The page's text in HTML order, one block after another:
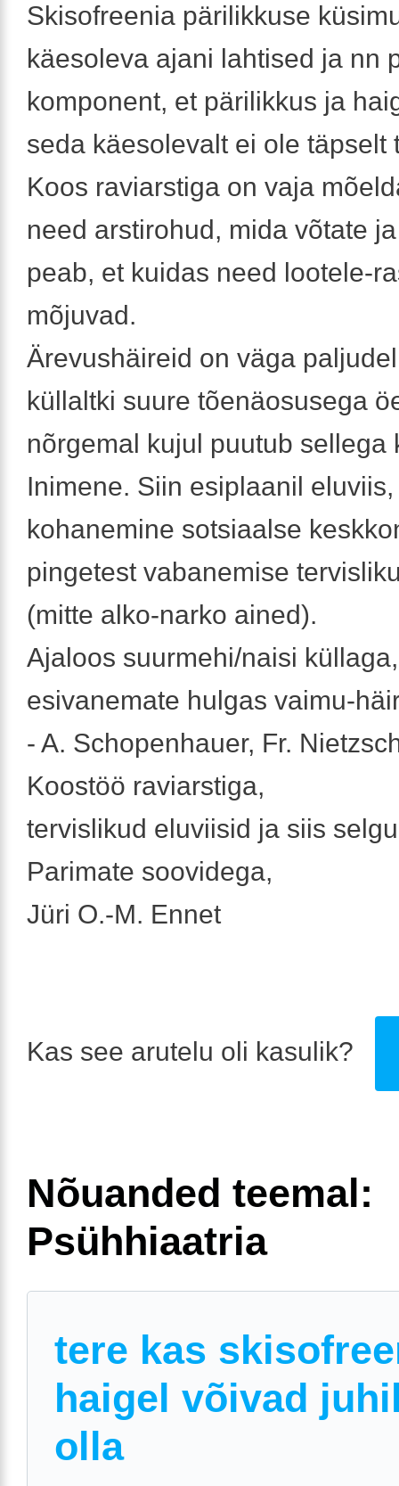
Skisofreenia pärilikkuse
käesoleva ajani lahtised ja nn
komponent, et pärilikkus ja
seda käesolevalt ei ole täpselt
Koos raviarstiga on vaja
need arstirohud, mida võtate
peab, et kuidas need lootele-
mõjuvad.
Ärevushäireid on väga
küllaltki suure tõenäosusega
nõrgemal kujul puutub sellega
Inimene. Siin esiplaanil eluviis,
kohanemine sotsiaalse
pingetest vabanemise
(mitte alko-narko ained).
Ajaloos suurmehi/naisi
esivanemate hulgas vaimu-
- A. Schopenhauer, Fr.
Koostöö raviarstiga,
tervislikud eluviisid ja siis
Parimate soovidega,
Jüri O.-M. Ennet
Kas see arutelu oli kasulik?
Nõuanded teemal:
Psühhiaatria
tere kas
haigel võivad
olla